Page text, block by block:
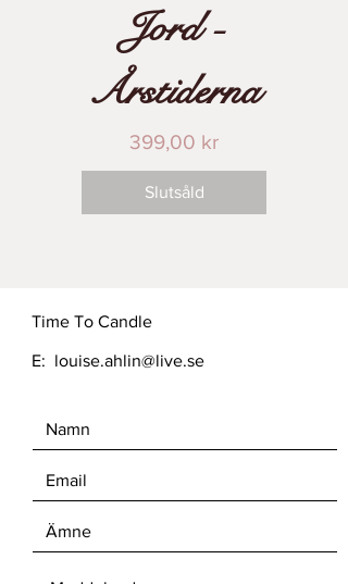
Jord -
Årstiderna
Pris
399,00 kr
Slutsåld
Time To Candle
E: louise.ahlin@live.se